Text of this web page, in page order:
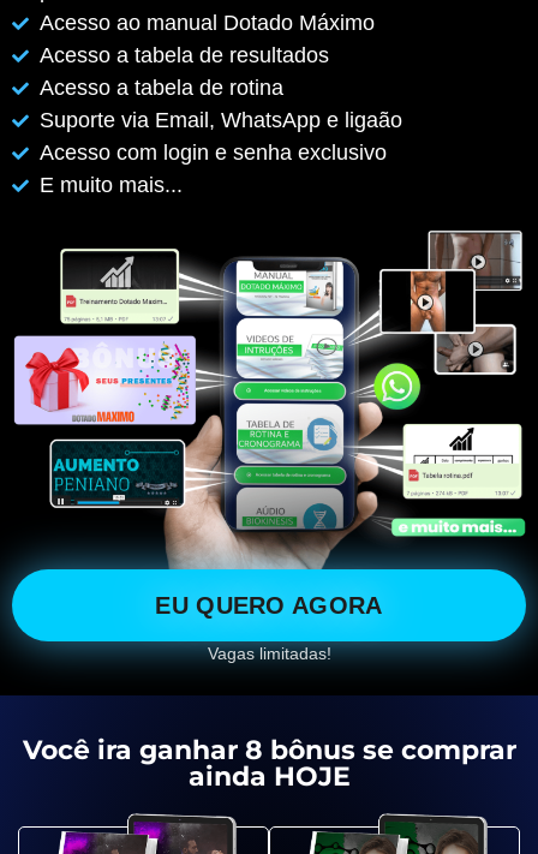
Acesso ao manual Dotado Máximo
Acesso a tabela de resultados
Acesso a tabela de rotina
Suporte via Email, WhatsApp e ligaão
Acesso com login e senha exclusivo
E muito mais...
EU QUERO AGORA
Vagas limitadas!
Você ira ganhar 8 bônus se comprar
ainda HOJE